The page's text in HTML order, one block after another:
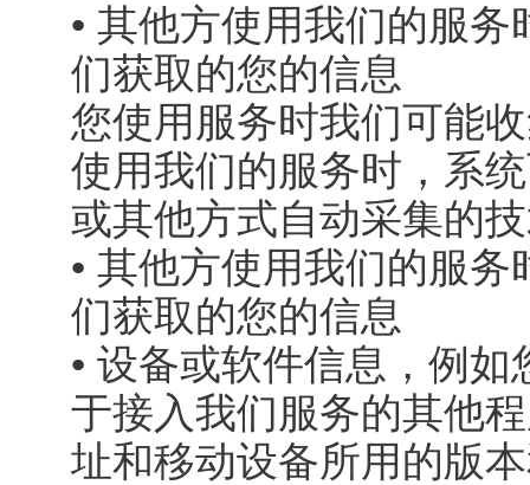
• 其他方使用我们的服
们获取的您的信息
您使用服务时我们可能
使用我们的服务时，系
或其他方式自动采集的
• 其他方使用我们的服
们获取的您的信息
• 设备或软件信息，例
于接入我们服务的其他
址和移动设备所用的版